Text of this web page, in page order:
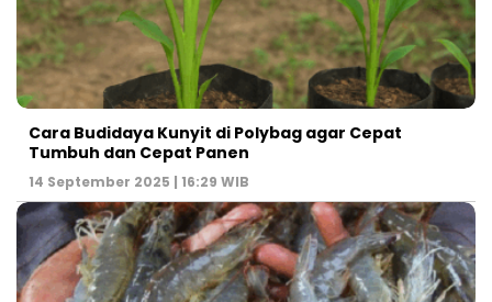
Cara Budidaya Kunyit di Polybag agar Cepat
Tumbuh dan Cepat Panen
14 September 2025 | 16:29 WIB